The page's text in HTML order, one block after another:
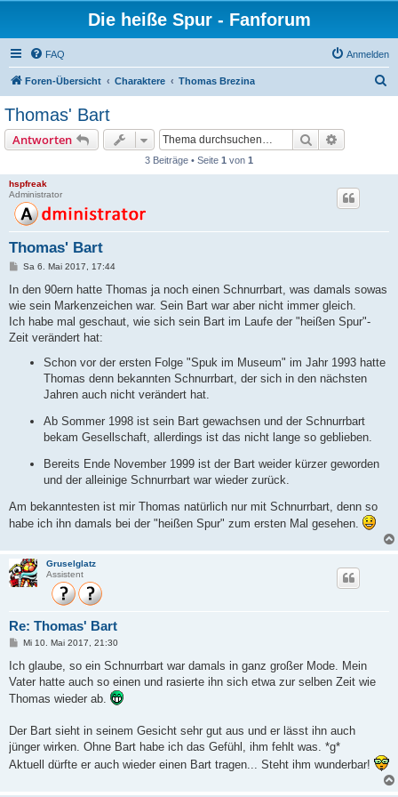
Die heiße Spur - Fanforum
FAQ Anmelden
Foren-Übersicht Charaktere Thomas Brezina
Thomas' Bart
Antworten Suche
3 Beiträge • Seite 1 von 1
hspfreak
Administrator
Thomas' Bart
B
r
a
Sa 6. Mai 2017, 17:44
In den 90ern hatte Thomas ja noch einen Schnurrbart, was damals sowas
wie sein Markenzeichen war. Sein Bart war aber nicht immer gleich.
Ich habe mal geschaut, wie sich sein Bart im Laufe der "heißen Spur"-
Zeit verändert hat:
Schon vor der ersten Folge "Spuk im Museum" im Jahr 1993 hatte
Thomas denn bekannten Schnurrbart, der sich in den nächsten
Jahren auch nicht verändert hat.
Ab Sommer 1998 ist sein Bart gewachsen und der Schnurrbart
bekam Gesellschaft, allerdings ist das nicht lange so geblieben.
Bereits Ende November 1999 ist der Bart weider kürzer geworden
und der alleinige Schnurrbart war wieder zurück.
Am bekanntesten ist mir Thomas natürlich nur mit Schnurrbart, denn so
habe ich ihn damals bei der "heißen Spur" zum ersten Mal gesehen.
Gruselglatz
Assistent
Re: Thomas' Bart
B
i
r
a
g
Mi 10. Mai 2017, 21:30
Ich glaube, so ein Schnurrbart war damals in ganz großer Mode. Mein
Vater hatte auch so einen und rasierte ihn sich etwa zur selben Zeit wie
Thomas wieder ab.
Der Bart sieht in seinem Gesicht sehr gut aus und er lässt ihn auch
jünger wirken. Ohne Bart habe ich das Gefühl, ihm fehlt was. *g*
Aktuell dürfte er auch wieder einen Bart tragen... Steht ihm wunderbar!